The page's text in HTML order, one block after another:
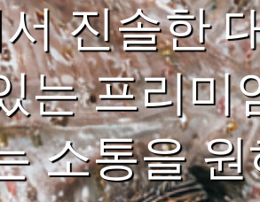
진솔한
는 프리미
소통을